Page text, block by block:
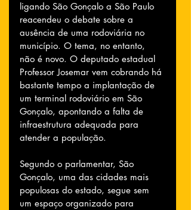
ligando São Gonçalo a São Paulo
reacendeu o debate sobre a
ausência de uma rodoviária no
município. O tema, no entanto,
não é novo. O deputado estadual
Professor Josemar vem cobrando há
bastante tempo a implantação de
um terminal rodoviário em São
Gonçalo, apontando a falta de
infraestrutura adequada para
atender a população.
Segundo o parlamentar, São
Gonçalo, uma das cidades mais
populosas do estado, segue sem
um espaço organizado para